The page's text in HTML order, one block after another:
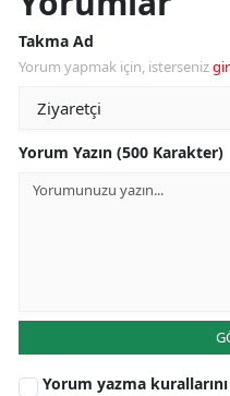
Takma Ad
Yorum yapmak için, isterseniz
Yorum Yazın (500 Karakter)
Yorum yazma kurallarını